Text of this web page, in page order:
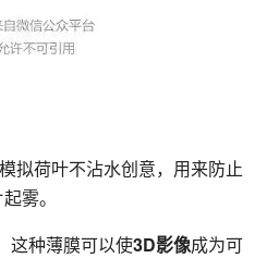
拟荷叶不沾水创意，用来防止
雾。
这种薄膜可以使3D影像成为可